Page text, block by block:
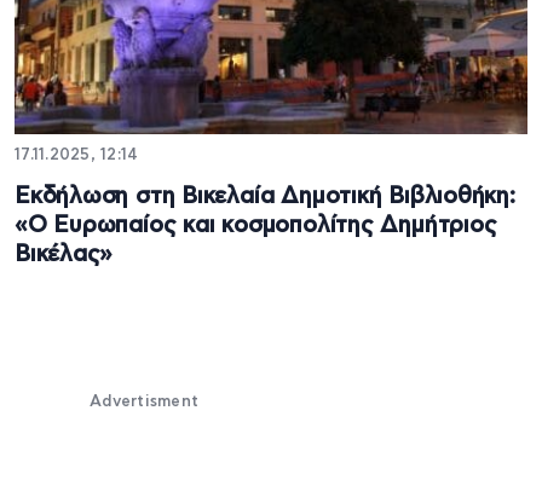
17.11.2025, 12:14
Εκδήλωση στη Βικελαία Δημοτική Βιβλιοθήκη:
«Ο Ευρωπαίος και κοσμοπολίτης Δημήτριος
Βικέλας»
Advertisment